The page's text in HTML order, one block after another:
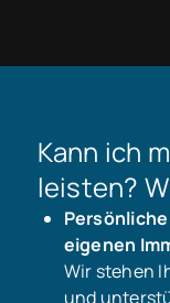
Kann ich
leisten?
eigenen
Wir stehen
und